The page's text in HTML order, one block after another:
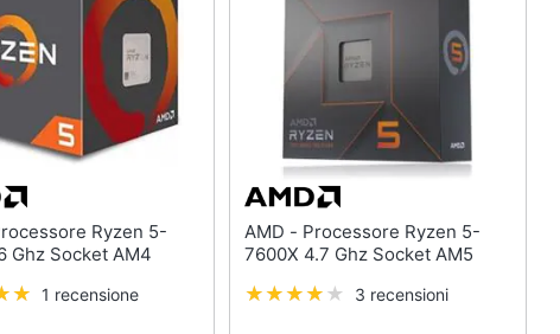
4500 3.6 Ghz Socket AM4
1 recensione
AMD - Processore Ryzen 5-
7600X 4.7 Ghz Socket AM5
3 recensioni